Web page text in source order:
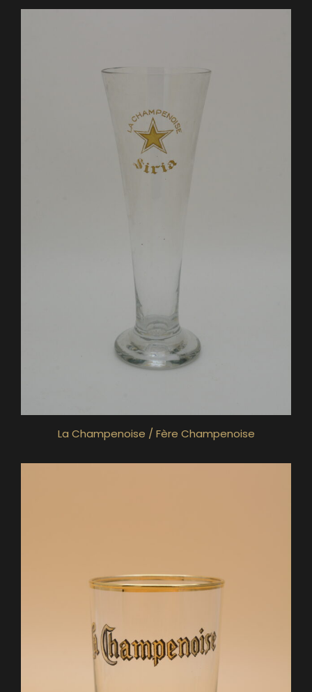
La Champenoise / Fère Champenoise